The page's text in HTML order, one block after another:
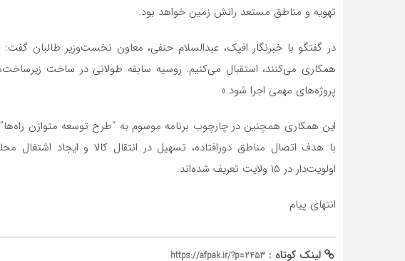
تهویه و مناطق مستعد رانش زمین خواهد بود.
در گفتگو با خبرنگار افپک، عبدالسلام حنفی، معاون نخست‌وزیر طالبان گفت:
همکاری می‌کنند، استقبال می‌کنیم. روسیه سابقه طولانی در ساخت
پروژه‌های مهمی اجرا شود.»
این همکاری همچنین در چارچوب برنامه موسوم به “طرح توسعه متوازن
اولویت‌دار در ۱۵ ولایت تعریف شده‌اند.
انتهای پیام
لینک کوتاه : https://afpak.ir/?p=2453